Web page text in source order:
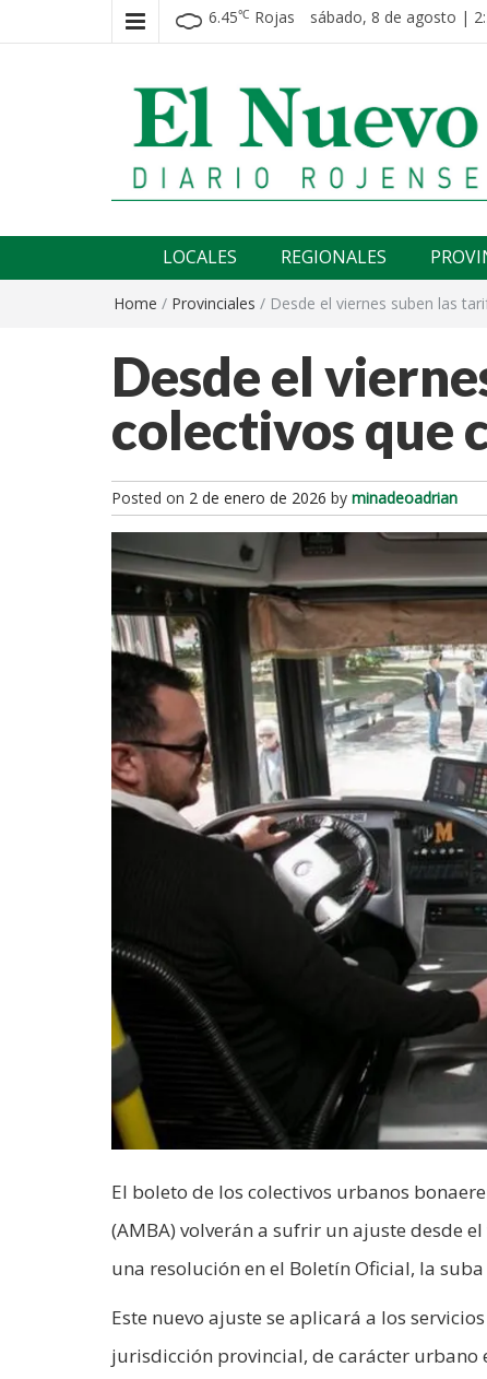
6.45℃ Rojas sábado, 8 de agosto |
El nuevo rojense
LOCALES REGIONALES
Home / Provinciales / Desde el viernes suben las
Desde el
colectivos que
Posted on 2 de enero de 2026 by minadeoadrian
El boleto de los colectivos urbanos
(AMBA) volverán a sufrir un ajuste desde
una resolución en el Boletín Oficial, la
Este nuevo ajuste se aplicará a los
jurisdicción provincial, de carácter